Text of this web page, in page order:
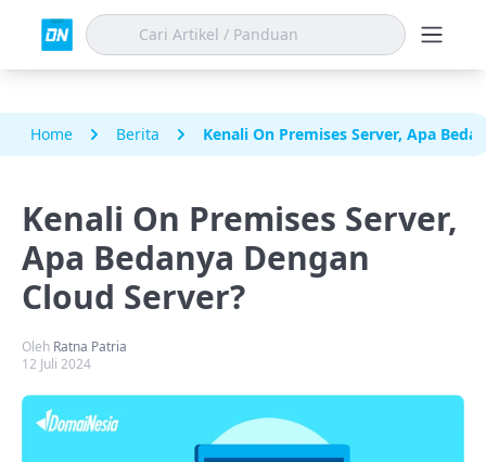
Home Berita Kenali On Premises Server, Apa
Kenali On Premises Server,
Apa Bedanya Dengan
Cloud Server?
Oleh Ratna Patria
12 Juli 2024